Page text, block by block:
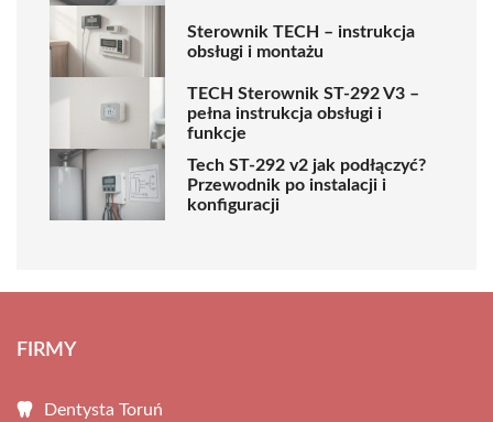
Sterownik TECH – instrukcja
obsługi i montażu
TECH Sterownik ST-292 V3 –
pełna instrukcja obsługi i
funkcje
Tech ST-292 v2 jak podłączyć?
Przewodnik po instalacji i
konfiguracji
FIRMY
Dentysta Toruń